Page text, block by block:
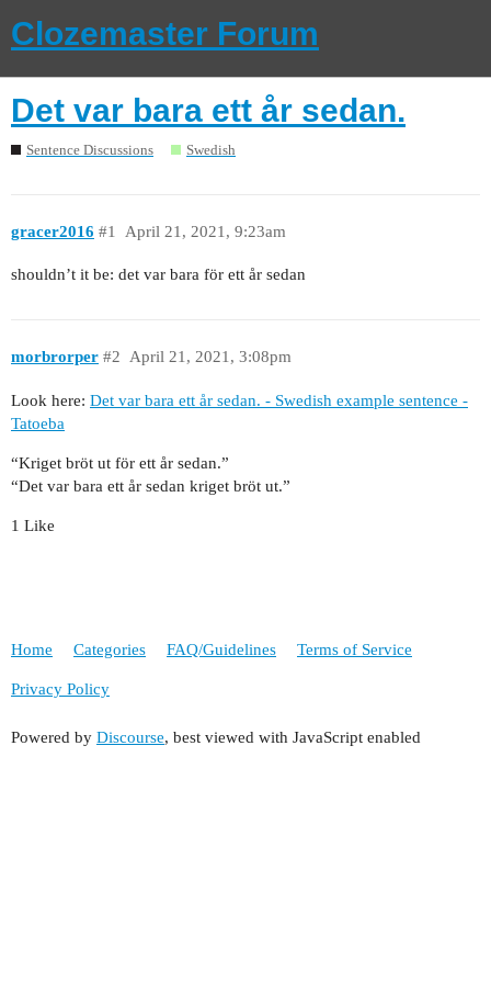
Clozemaster Forum
Det var bara ett år sedan.
Sentence Discussions Swedish
gracer2016 April 21, 2021, 9:23am
#1
shouldn’t it be: det var bara för ett år sedan
morbrorper April 21, 2021, 3:08pm
#2
Look here: Det var bara ett år sedan. - Swedish example sentence -
Tatoeba
“Kriget bröt ut för ett år sedan.”
“Det var bara ett år sedan kriget bröt ut.”
1 Like
Home Categories FAQ/Guidelines Terms of Service
Privacy Policy
Powered by Discourse, best viewed with JavaScript enabled